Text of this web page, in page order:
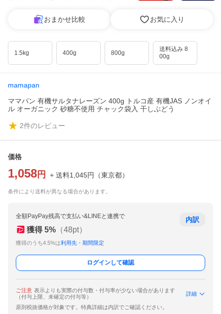
おまかせ比較 お気に入り
1.5kg 400g 800g
送料込み 8
00g
mamapan
ママパン 有機サルタナレーズン 400g トルコ産 有機JAS ノンオイ
ル オーガニック 砂糖不使用 チャック袋入 干しぶどう
2件のレビュー
価格
1,058 円 + 送料1,045円 （東京都）
条件により送料が異なる場合があります。
全額PayPay残高で支払い&LINEと連携で
獲得 5% （48pt）
獲得のうち4.5%は利用先・期間限定
内訳
ログインして確認
ご注意 表示よりも実際の付与数・付与率が少ない場合があります
（付与上限、未確定の付与等）
詳細
原則税抜価格が対象です。特典詳細は内訳でご確認ください。